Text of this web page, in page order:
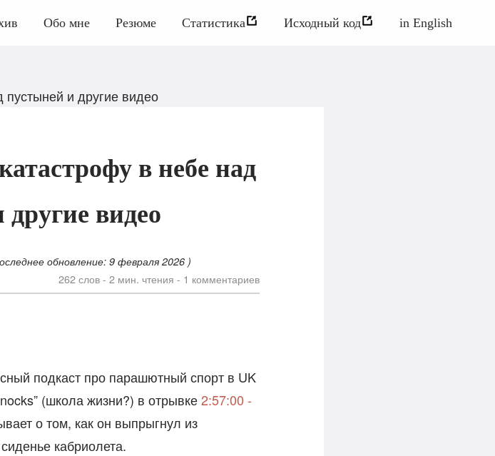
Обо мне Резюме Статистика Исходный код in English
пустыней и другие видео
в небе над
видео
обновление:9 февраля 2026 )
262 слов - 2 мин. чтения - 1 комментариев
подкаст про парашютный спорт в UK
(школа жизни?) в отрывке2:57:00 -
о том, как он выпрыгнул из
кабриолета.